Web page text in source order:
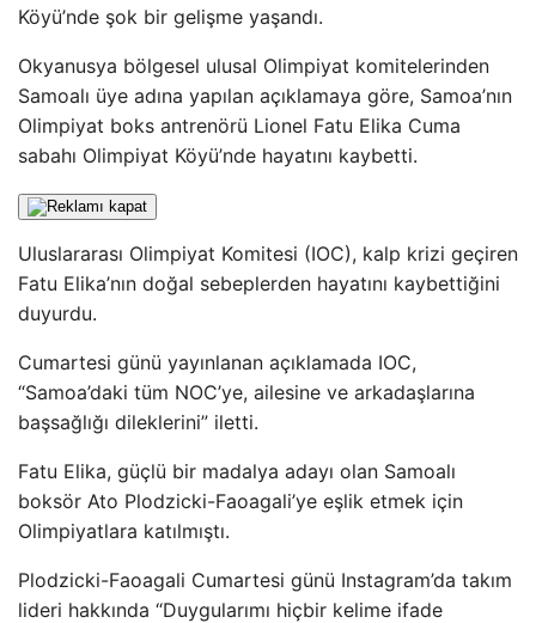
Köyü’nde şok bir gelişme yaşandı.
Okyanusya bölgesel ulusal Olimpiyat komitelerinden
Samoalı üye adına yapılan açıklamaya göre, Samoa’nın
Olimpiyat boks antrenörü Lionel Fatu Elika Cuma
sabahı Olimpiyat Köyü’nde hayatını kaybetti.
Uluslararası Olimpiyat Komitesi (IOC), kalp krizi geçiren
Fatu Elika’nın doğal sebeplerden hayatını kaybettiğini
duyurdu.
Cumartesi günü yayınlanan açıklamada IOC,
“Samoa’daki tüm NOC’ye, ailesine ve arkadaşlarına
başsağlığı dileklerini” iletti.
Fatu Elika, güçlü bir madalya adayı olan Samoalı
boksör Ato Plodzicki-Faoagali’ye eşlik etmek için
Olimpiyatlara katılmıştı.
Plodzicki-Faoagali Cumartesi günü Instagram’da takım
lideri hakkında “Duygularımı hiçbir kelime ifade